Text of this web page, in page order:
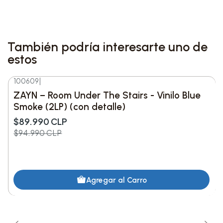
•Formato:CD
•Producción:Co-producido por Zayn y Dave
Cobb
Lista de Canciones:
2. What I Am
También podría interesarte uno de
estos
-5% DESC.
100609
ZAYN – Room Under The Stairs - Vinilo Blue
Smoke (2LP) (con detalle)
$89.990 CLP
$94.990 CLP
Agregar al Carro